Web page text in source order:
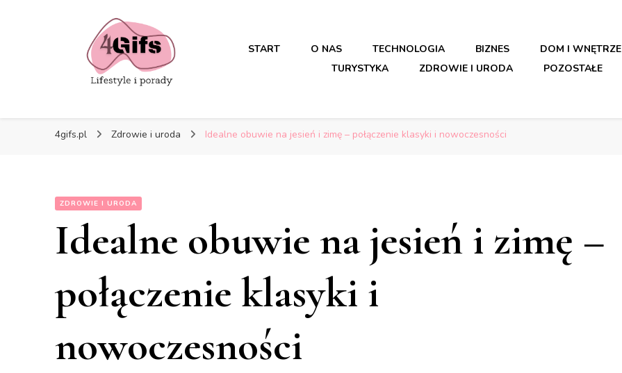
START O NAS TECHNOLOGIA BIZNES DOM I WNĘTRZE
TURYSTYKA
ZDROWIE I URODA POZOSTAŁE
4gifs.pl Zdrowie i uroda Idealne obuwie na jesień i zimę – połączenie klasyki i nowoczesności
ZDROWIE I URODA
Idealne obuwie na jesień i zimę –
połączenie klasyki i
nowoczesności